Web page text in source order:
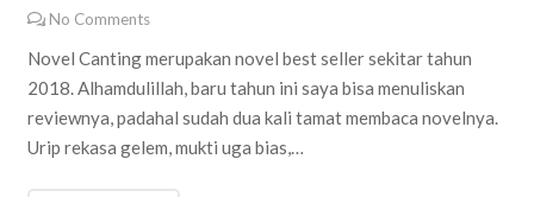
No Comments
Novel Canting merupakan novel best seller sekitar tahun
2018. Alhamdulillah, baru tahun ini saya bisa menuliskan
reviewnya, padahal sudah dua kali tamat membaca novelnya.
Urip rekasa gelem, mukti uga bias,…